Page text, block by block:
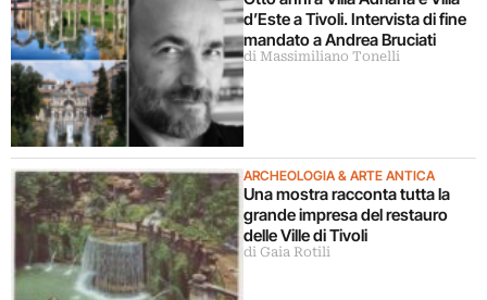
d’Este a Tivoli. Intervista di fine
mandato a Andrea Bruciati
di Massimiliano Tonelli
ARCHEOLOGIA & ARTE ANTICA
Una mostra racconta tutta la
grande impresa del restauro
delle Ville di Tivoli
di Gaia Rotili